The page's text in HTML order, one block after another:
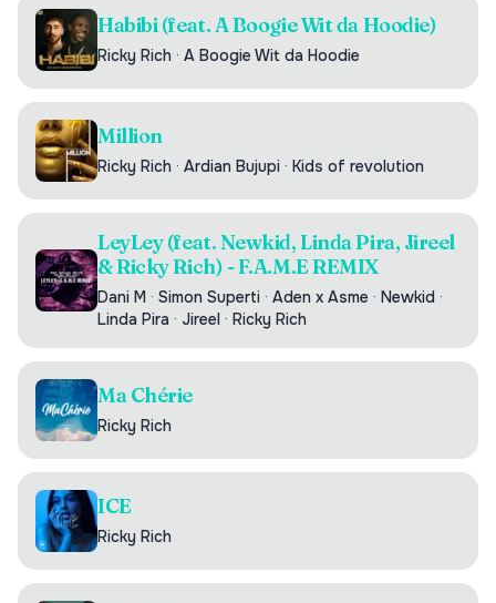
Habibi (feat. A Boogie Wit da Hoodie)
Ricky Rich · A Boogie Wit da Hoodie
Million
Ricky Rich · Ardian Bujupi · Kids of revolution
LeyLey (feat. Newkid, Linda Pira, Jireel
& Ricky Rich) - F.A.M.E REMIX
Dani M · Simon Superti · Aden x Asme · Newkid ·
Linda Pira · Jireel · Ricky Rich
Ma Chérie
Ricky Rich
ICE
Ricky Rich